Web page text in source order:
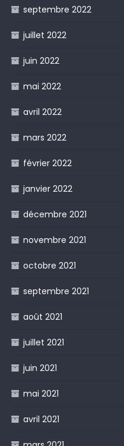
septembre 2022
juillet 2022
juin 2022
mai 2022
avril 2022
mars 2022
février 2022
janvier 2022
décembre 2021
novembre 2021
octobre 2021
septembre 2021
août 2021
juillet 2021
juin 2021
mai 2021
avril 2021